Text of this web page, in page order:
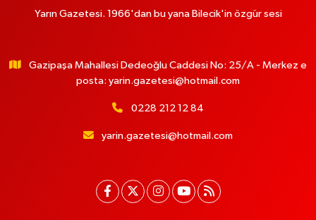
Yarın Gazetesi. 1966'dan bu yana Bilecik'in özgür sesi
Gazipaşa Mahallesi Dedeoğlu Caddesi No: 25/A - Merkez e
posta: yarin.gazetesi@hotmail.com
0228 212 12 84
yarin.gazetesi@hotmail.com